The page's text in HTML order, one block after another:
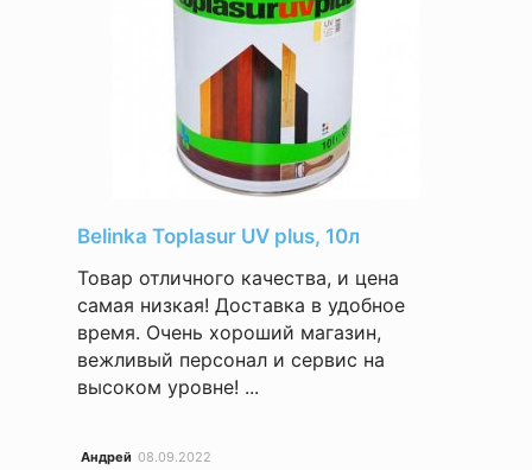
Belinka Toplasur UV plus, 10л
Товар отличного качества, и цена
самая низкая! Доставка в удобное
время. Очень хороший магазин,
вежливый персонал и сервис на
высоком уровне! ...
Андрей 08.09.2022